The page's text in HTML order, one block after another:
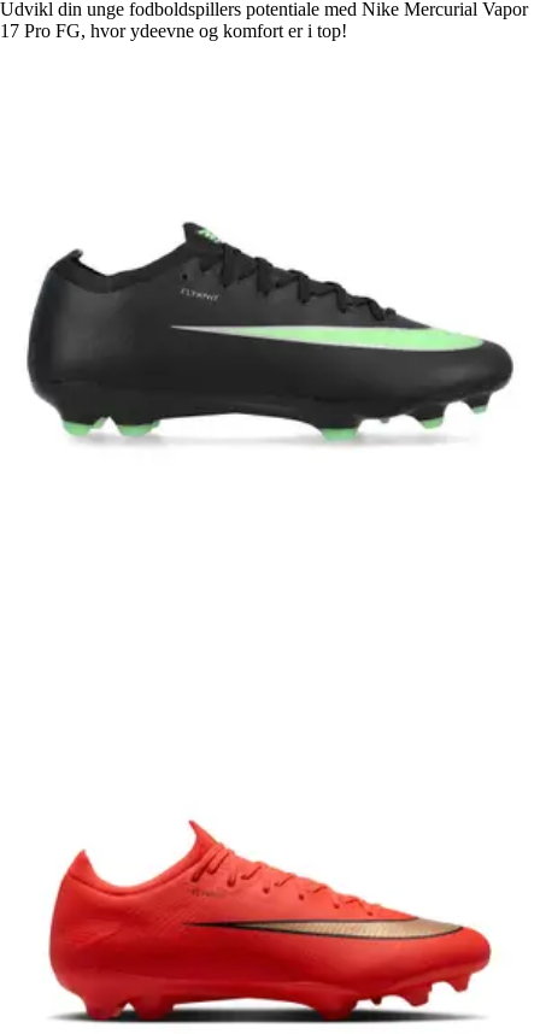
Udvikl din unge fodboldspillers potentiale med Nike Mercurial Vapor
17 Pro FG, hvor ydeevne og komfort er i top!